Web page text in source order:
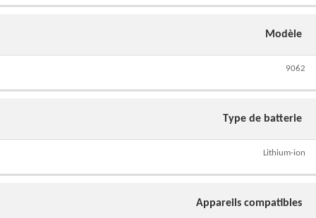
Modèle
9062
Type de batterie
Lithium-ion
Appareils compatibles